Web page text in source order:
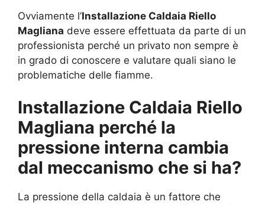
Ovviamente l’Installazione Caldaia Riello
Magliana deve essere effettuata da parte di un
professionista perché un privato non sempre è
in grado di conoscere e valutare quali siano le
problematiche delle fiamme.
Installazione Caldaia Riello
Magliana perché la
pressione interna cambia
dal meccanismo che si ha?
La pressione della caldaia è un fattore che